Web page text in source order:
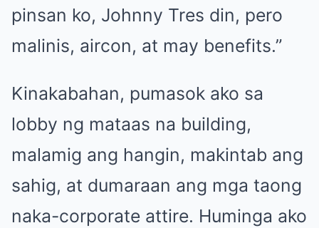
pinsan ko, Johnny Tres din, pero
malinis, aircon, at may benefits.”
Kinakabahan, pumasok ako sa
lobby ng mataas na building,
malamig ang hangin, makintab ang
sahig, at dumaraan ang mga taong
naka-corporate attire. Huminga ako